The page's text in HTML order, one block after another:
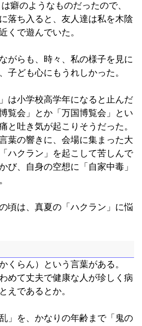
癖のようなものだったので、
落ち入ると、友人達は私を木陰
くで遊んでいた。
がらも、時々、私の様子を見に
子ども心にもうれしかった。
は小学校高学年になると止んだ
覧会」とか「万国博覧会」とい
と吐き気が起こりそうだった。
葉の響きに、会場に集まった大
ハクラン」を起こして苦しんで
び、自身の空想に「自家中毒」
頃は、真夏の「ハクラン」に悩
くらん）という言葉がある。
めて丈夫で健康な人が珍しく病
えであるとか。
」を、かなりの年齢まで「鬼の